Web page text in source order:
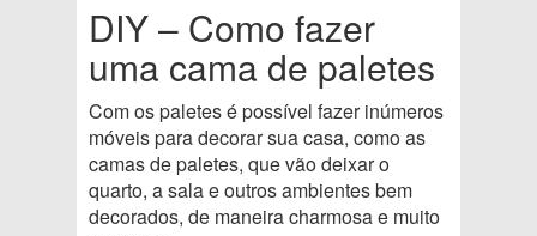
DIY – Como fazer
uma cama de paletes
Com os paletes é possível fazer inúmeros
móveis para decorar sua casa, como as
camas de paletes, que vão deixar o
quarto, a sala e outros ambientes bem
decorados, de maneira charmosa e muito